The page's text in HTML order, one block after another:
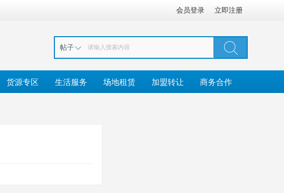
会员登录 立即注册
帖子
货源专区 生活服务 场地租赁 加盟转让 商务合作